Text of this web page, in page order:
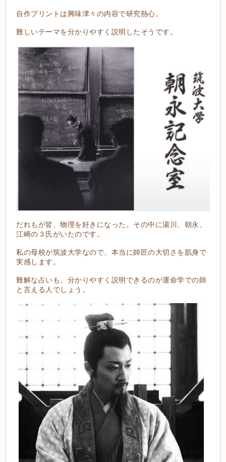
自作プリントは興味津々の内容で研究熱心。
難しいテーマを分かりやすく説明したそうです。
だれもが皆、物理を好きになった。その中に湯川、朝永、
江崎の３氏がいたのです。
私の母校が筑波大学なので、本当に師匠の大切さを肌身で
実感します。
難解な占いも、分かりやすく説明できるのが運命学での師
と言える人でしょう。